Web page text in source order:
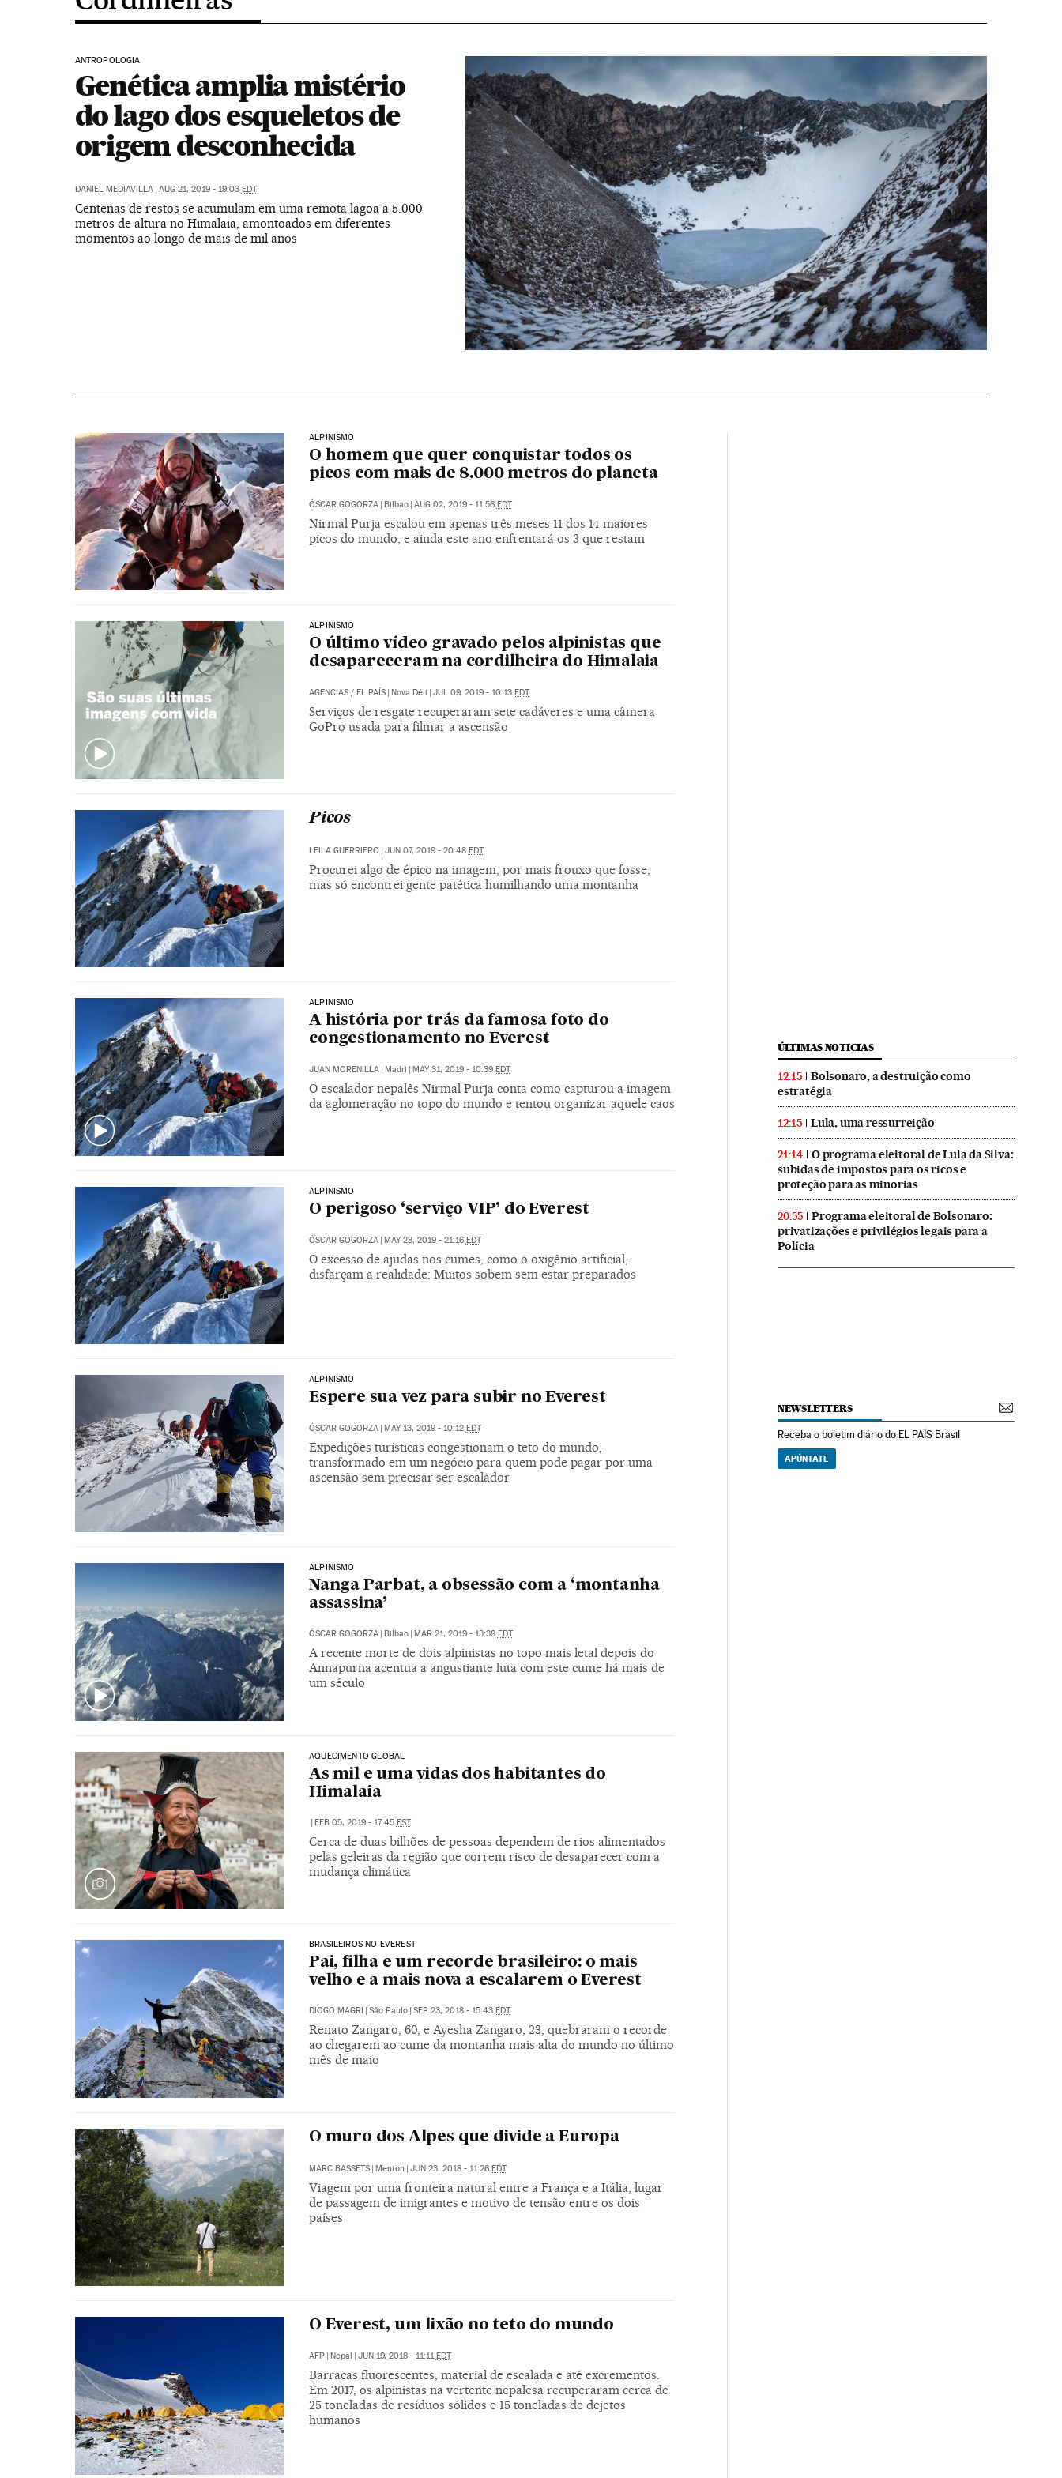
ANTROPOLOGIA
Genética amplia mistério
do lago dos esqueletos de
origem desconhecida
DANIEL MEDIAVILLA | AUG 21, 2019 - 19:03 EDT
Centenas de restos se acumulam em uma remota lagoa a 5.000
metros de altura no Himalaia, amontoados em diferentes
momentos ao longo de mais de mil anos
ALPINISMO
O homem que quer conquistar todos os
picos com mais de 8.000 metros do planeta
ÓSCAR GOGORZA | Bilbao | AUG 02, 2019 - 11:56 EDT
Nirmal Purja escalou em apenas três meses 11 dos 14 maiores
picos do mundo, e ainda este ano enfrentará os 3 que restam
ALPINISMO
O último vídeo gravado pelos alpinistas que
desapareceram na cordilheira do Himalaia
AGENCIAS/ EL PAÍS Nova Déli JUL 09, 2019 - 10:13 EDT
Serviços de resgate recuperaram sete cadáveres e uma câmera
GoPro usada para filmar a ascensão
Picos
LEILA GUERRIERO | JUN 07, 2019 - 20:48 EDT
Procurei algo de épico na imagem, por mais frouxo que fosse,
mas só encontrei gente patética humilhando uma montanha
ALPINISMO
A história por trás da famosa foto do
congestionamento no Everest
JUAN MORENILLA | Madri | MAY 31, 2019 - 10:39 EDT
O escalador nepalês Nirmal Purja conta como capturou a imagem
da aglomeração no topo do mundo e tentou organizar aquele caos
ALPINISMO
O perigoso ‘serviço VIP’ do Everest
ÓSCAR GOGORZA MAY 28, 2019 - 21:16 EDT
O excesso de ajudas nos cumes, como o oxigênio artificial,
disfarçam a realidade: Muitos sobem sem estar preparados
ALPINISMO
Espere sua vez para subir no Everest
ÓSCAR GOGORZA | MAY 13, 2019 - 10:12 EDT
Expedições turísticas congestionam o teto do mundo,
transformado em um negócio para quem pode pagar por uma
ascensão sem precisar ser escalador
ALPINISMO
Nanga Parbat, a obsessão com a ‘montanha
assassina’
ÓSCAR GOGORZA Bilbao MAR 21, 2019 - 13:38 EDT
A recente morte de dois alpinistas no topo mais letal depois do
Annapurna acentua a angustiante luta com este cume há mais de
um século
AQUECIMENTO GLOBAL
As mil e uma vidas dos habitantes do
Himalaia
| FEB 05, 2019 - 17:45 EST
Cerca de duas bilhões de pessoas dependem de rios alimentados
pelas geleiras da região que correm risco de desaparecer com a
mudança climática
BRASILEIROS NO EVEREST
Pai, filha e um recorde brasileiro: o mais
velho e a mais nova a escalarem o Everest
DIOGO MAGRI São Paulo SEP 23, 2018 - 15:43 EDT
Renato Zangaro, 60, e Ayesha Zangaro, 23, quebraram o recorde
ao chegarem ao cume da montanha mais alta do mundo no último
mês de maio
O muro dos Alpes que divide a Europa
MARC BASSETS | Menton | JUN 23, 2018 - 11:26 EDT
Viagem por uma fronteira natural entre a França e a Itália, lugar
de passagem de imigrantes e motivo de tensão entre os dois
países
O Everest, um lixão no teto do mundo
AFP Nepal JUN 19, 2018 - 11:11 EDT
Barracas fluorescentes, material de escalada e até excrementos.
Em 2017, os alpinistas na vertente nepalesa recuperaram cerca de
25 toneladas de resíduos sólidos e 15 toneladas de dejetos
humanos
ÚLTIMAS NOTICIAS
12:15
Bolsonaro, a destruição como
estratégia
12:15 Lula, uma ressurreição
21:14
O programa eleitoral de Lula da Silva:
subidas de impostos para os ricos e
proteção para as minorias
20:55
Programa eleitoral de Bolsonaro:
privatizações e privilégios legais para a
Polícia
NEWSLETTERS
Receba o boletim diário do EL PAÍS Brasil
APÚNTATE